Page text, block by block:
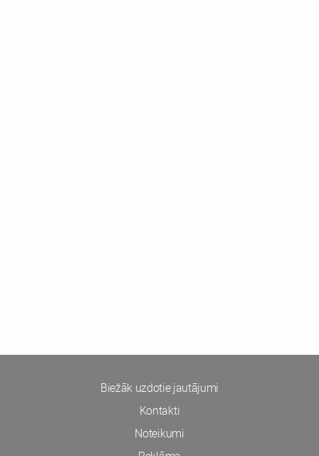
Biežāk uzdotie jautājumi
Kontakti
Noteikumi